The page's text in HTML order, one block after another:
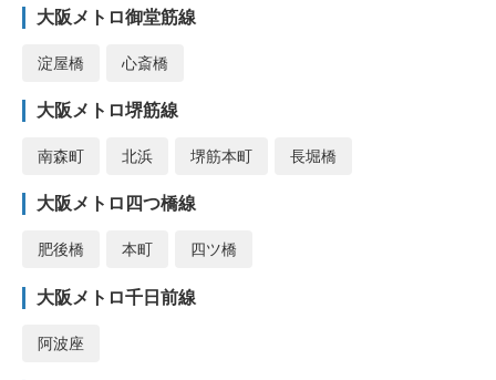
大阪メトロ御堂筋線
淀屋橋 心斎橋
大阪メトロ堺筋線
南森町 北浜 堺筋本町 長堀橋
大阪メトロ四つ橋線
肥後橋 本町 四ツ橋
大阪メトロ千日前線
阿波座